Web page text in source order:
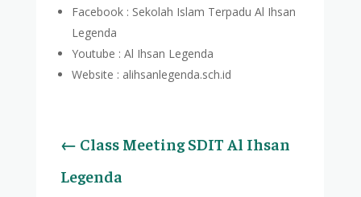
Facebook : Sekolah Islam Terpadu Al Ihsan
Legenda
Youtube : Al Ihsan Legenda
Website : alihsanlegenda.sch.id
← Class Meeting SDIT Al Ihsan
Legenda